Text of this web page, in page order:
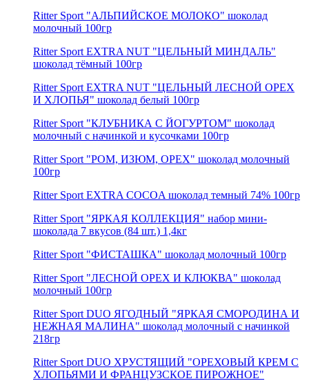
Ritter Sport "АЛЬПИЙСКОЕ МОЛОКО" шоколад
молочный 100гр
Ritter Sport EXTRA NUT "ЦЕЛЬНЫЙ МИНДАЛЬ"
шоколад тёмный 100гр
Ritter Sport EXTRA NUT "ЦЕЛЬНЫЙ ЛЕСНОЙ ОРЕХ
И ХЛОПЬЯ" шоколад белый 100гр
Ritter Sport "КЛУБНИКА С ЙОГУРТОМ" шоколад
молочный с начинкой и кусочками 100гр
Ritter Sport "РОМ, ИЗЮМ, ОРЕХ" шоколад молочный
100гр
Ritter Sport EXTRA COCOA шоколад темный 74% 100гр
Ritter Sport "ЯРКАЯ КОЛЛЕКЦИЯ" набор мини-
шоколада 7 вкусов (84 шт.) 1,4кг
Ritter Sport "ФИСТАШКА" шоколад молочный 100гр
Ritter Sport "ЛЕСНОЙ ОРЕХ И КЛЮКВА" шоколад
молочный 100гр
Ritter Sport DUO ЯГОДНЫЙ "ЯРКАЯ СМОРОДИНА И
НЕЖНАЯ МАЛИНА" шоколад молочный с начинкой
218гр
Ritter Sport DUO ХРУСТЯЩИЙ "ОРЕХОВЫЙ КРЕМ С
ХЛОПЬЯМИ И ФРАНЦУЗСКОЕ ПИРОЖНОЕ"